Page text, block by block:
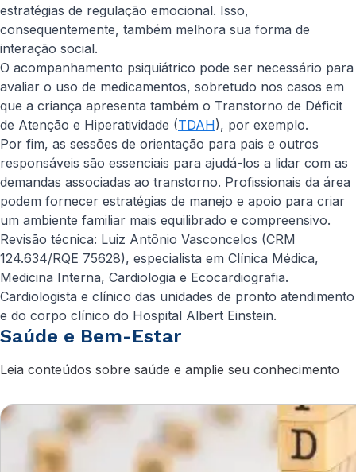
estratégias de regulação emocional. Isso,
consequentemente, também melhora sua forma de
interação social.
O acompanhamento psiquiátrico pode ser necessário para
avaliar o uso de medicamentos, sobretudo nos casos em
que a criança apresenta também o Transtorno de Déficit
de Atenção e Hiperatividade (TDAH), por exemplo.
Por fim, as sessões de orientação para pais e outros
responsáveis são essenciais para ajudá-los a lidar com as
demandas associadas ao transtorno. Profissionais da área
podem fornecer estratégias de manejo e apoio para criar
um ambiente familiar mais equilibrado e compreensivo.
Revisão técnica: Luiz Antônio Vasconcelos (CRM
124.634/RQE 75628), especialista em Clínica Médica,
Medicina Interna, Cardiologia e Ecocardiografia.
Cardiologista e clínico das unidades de pronto atendimento
e do corpo clínico do Hospital Albert Einstein.
Saúde e Bem-Estar
Leia conteúdos sobre saúde e amplie seu conhecimento